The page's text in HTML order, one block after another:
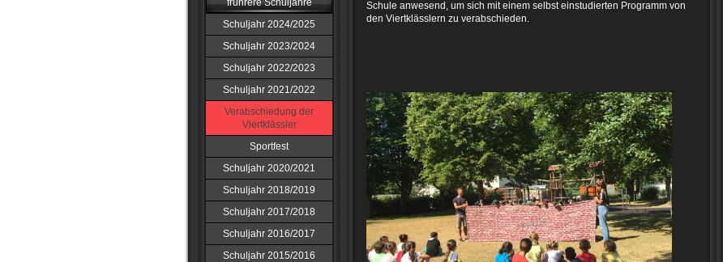
frührere Schuljahre
Schuljahr 2024/2025
Schuljahr 2023/2024
Schuljahr 2022/2023
Schuljahr 2021/2022
Verabschiedung der
Viertklässler
Sportfest
Schuljahr 2020/2021
Schuljahr 2018/2019
Schuljahr 2017/2018
Schuljahr 2016/2017
Schuljahr 2015/2016
Schule anwesend, um sich mit einem selbst einstudierten Programm von
den Viertklässlern zu verabschieden.